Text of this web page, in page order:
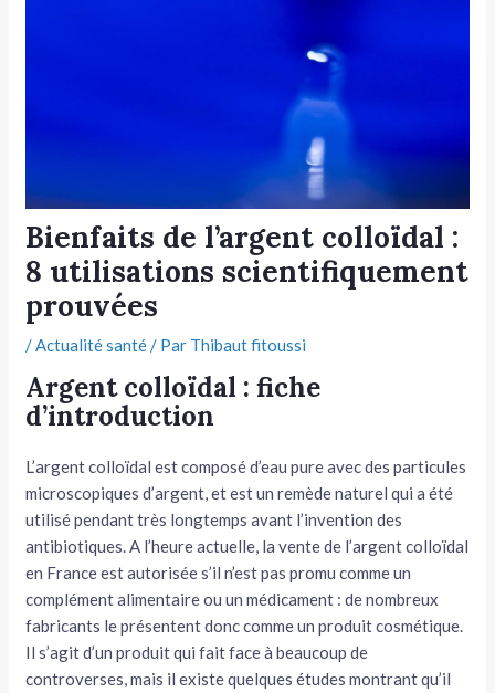
Bienfaits de l’argent colloïdal :
8 utilisations scientifiquement
prouvées
/Actualité santé/ Par Thibaut fitoussi
Argent colloïdal : fiche
d’introduction
L’argent colloïdal est composé d’eau pure avec des particules
microscopiques d’argent, et est un remède naturel qui a été
utilisé pendant très longtemps avant l’invention des
antibiotiques. A l’heure actuelle, la vente de l’argent colloïdal
en France est autorisée s’il n’est pas promu comme un
complément alimentaire ou un médicament : de nombreux
fabricants le présentent donc comme un produit cosmétique.
Il s’agit d’un produit qui fait face à beaucoup de
controverses, mais il existe quelques études montrant qu’il